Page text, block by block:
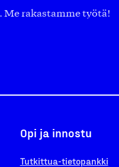
Me rakastamme työtä!
Opi ja innostu
Tutkittua-tietopankki